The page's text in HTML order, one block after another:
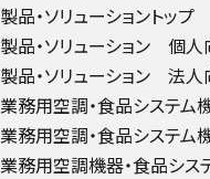
製品・ソリューショントップ
製品・ソリューション 個人
製品・ソリューション 法人
業務用空調・食品システム
業務用空調・食品システム
業務用空調機器・食品シ